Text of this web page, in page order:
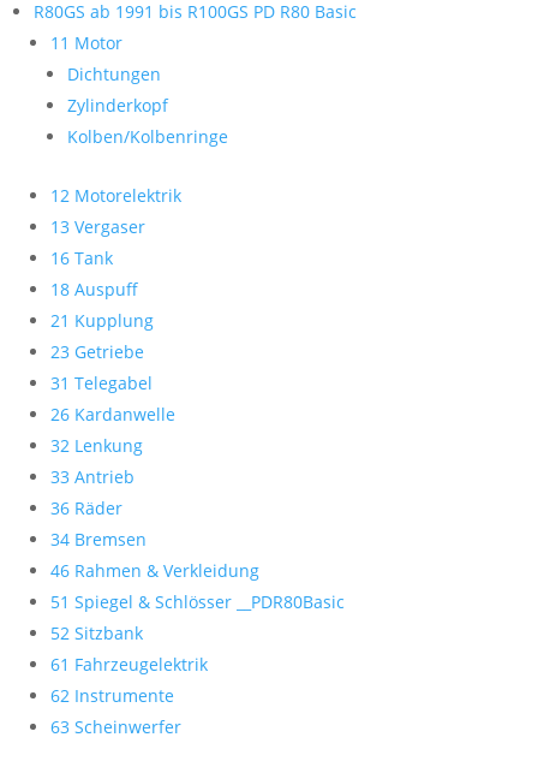
R80GS ab 1991 bis R100GS PD R80 Basic
11 Motor
Dichtungen
Zylinderkopf
Kolben/Kolbenringe
12 Motorelektrik
13 Vergaser
16 Tank
18 Auspuff
21 Kupplung
23 Getriebe
31 Telegabel
26 Kardanwelle
32 Lenkung
33 Antrieb
36 Räder
34 Bremsen
46 Rahmen & Verkleidung
51 Spiegel & Schlösser __PDR80Basic
52 Sitzbank
61 Fahrzeugelektrik
62 Instrumente
63 Scheinwerfer